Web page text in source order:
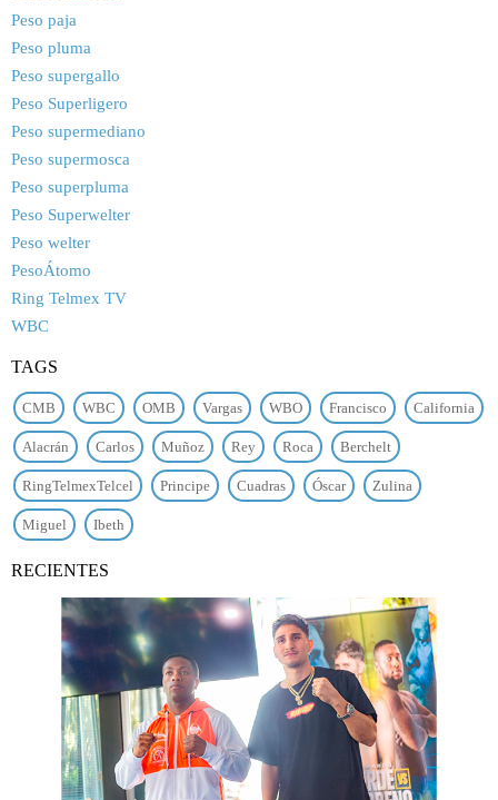
Peso paja
Peso pluma
Peso supergallo
Peso Superligero
Peso supermediano
Peso supermosca
Peso superpluma
Peso Superwelter
Peso welter
PesoÁtomo
Ring Telmex TV
WBC
TAGS
CMB WBC OMB Vargas WBO Francisco California
Alacrán Carlos Muñoz Rey Roca Berchelt
RingTelmexTelcel Principe Cuadras Óscar Zulina
Miguel Ibeth
RECIENTES